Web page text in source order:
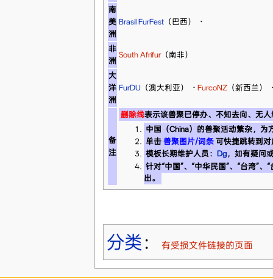
南
美
洲
Brasil FurFest（巴西） ·
非
洲
South Afrifur（南非）
大
洋
洲
FurDU （澳大利亚） · FurcoNZ（新西兰）
备
注
删除线表示该兽聚已停办、不知去向、无
中国（China）的兽聚活动繁杂，为
单击 兽聚图片/词条 可快捷跳转到
模板长期维护人员： Dg ，如有疑问
针对“中国”、“中华民国”、“台湾”
出。
分类 ： 有受损文件链接的页面